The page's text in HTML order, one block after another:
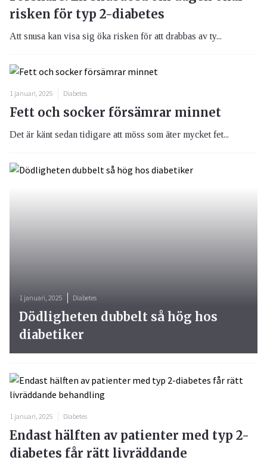
risken för typ 2-diabetes
Att snusa kan visa sig öka risken för att drabbas av ty...
1 januari, 2025 Diabetes
Fett och socker försämrar minnet
Det är känt sedan tidigare att möss som äter mycket fet...
1 januari, 2025 Diabetes
Endast hälften av patienter med typ 2-
diabetes får rätt livräddande
1 januari, 2025 Diabetes
Dödligheten dubbelt så hög hos
diabetiker